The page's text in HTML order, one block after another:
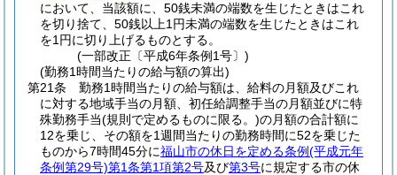
において、当該額に、50銭未満の端数を生じたときはこれ
を切り捨て、50銭以上1円未満の端数を生じたときはこれ
を1円に切り上げるものとする。
(一部改正〔平成6年条例1号〕)
(勤務1時間当たりの給与額の算出)
第21条
勤務1時間当たりの給与額は、給料の月額及びこれ
に対する地域手当の月額、初任給調整手当の月額並びに特
殊勤務手当(規則で定めるものに限る。)の月額の合計額に
12を乗じ、その額を1週間当たりの勤務時間に52を乗じた
ものから7時間45分に福山市の休日を定める条例(平成元年
条例第29号)第1条第1項第2号及び第3号に規定する市の休